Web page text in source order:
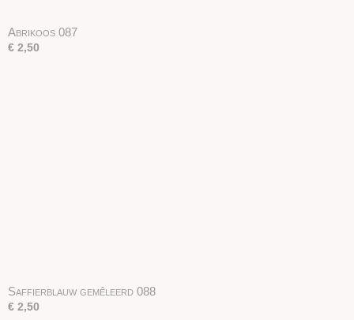
Abrikoos 087
€ 2,50
Saffierblauw gemêleerd 088
€ 2,50